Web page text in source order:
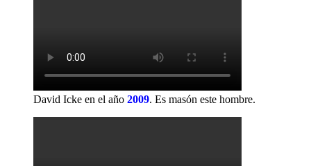
David Icke en el año 2009. Es masón este hombre.